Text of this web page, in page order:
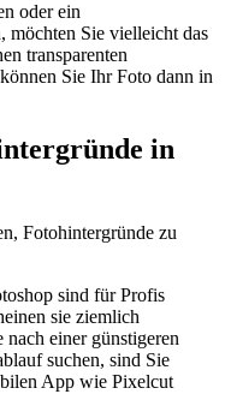
oder ein
möchten Sie vielleicht das
transparenten
Sie Ihr Foto dann in
in
Fotohintergründe zu
sind für Profis
sie ziemlich
einer günstigeren
suchen, sind Sie
App wie Pixelcut